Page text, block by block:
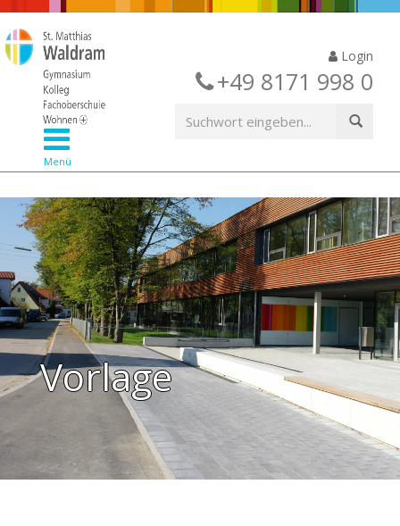
Login
+49 8171 998 0
Menü
Vorlage